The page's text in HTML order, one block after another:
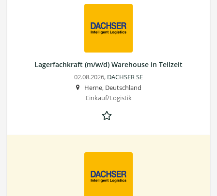
Lagerfachkraft (m/w/d) Warehouse in Teilzeit
02.08.2026, DACHSER SE
Herne, Deutschland
Einkauf/Logistik